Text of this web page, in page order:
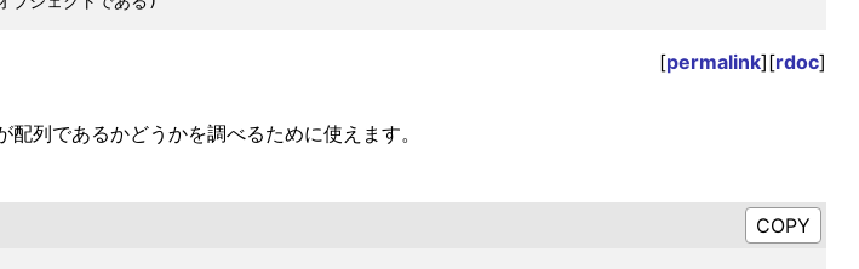
[permalink][rdoc]
列であるかどうかを調べるために使えます。